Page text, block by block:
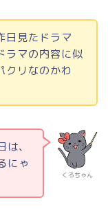
日見たドラマ
ラマの内容に似
クリなのかわ
くろちゃん
、
にゃ